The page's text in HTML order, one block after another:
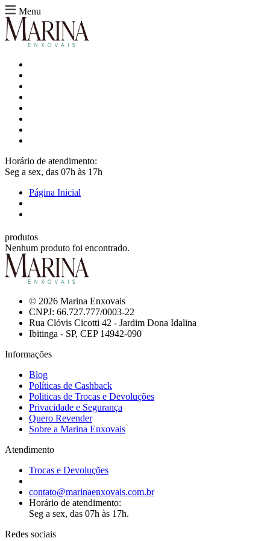
Menu
Horário de atendimento:
Seg a sex, das 07h às 17h
Página Inicial
produtos
Nenhum produto foi encontrado.
© 2026 Marina Enxovais
CNPJ: 66.727.777/0003-22
Rua Clóvis Cicotti 42 - Jardim Dona Idalina
Ibitinga - SP, CEP 14942-090
Informações
Blog
Políticas de Cashback
Politicas de Trocas e Devoluções
Privacidade e Segurança
Quero Revender
Sobre a Marina Enxovais
Atendimento
Trocas e Devoluções
contato@marinaenxovais.com.br
Horário de atendimento:
Seg a sex, das 07h às 17h.
Redes sociais